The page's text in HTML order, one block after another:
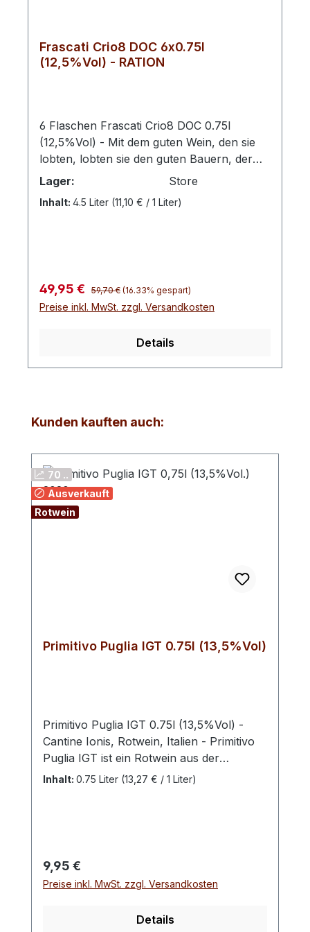
Frascati Crio8 DOC 6x0.75l
(12,5%Vol) - RATION
6 Flaschen Frascati Crio8 DOC 0.75l
(12,5%Vol) - Mit dem guten Wein, den sie
lobten, lobten sie den guten Bauern, der
sich auf seine Weise auf Boden und Reben
einließ, um die besten Eigenschaften aus
den Rebstöcken hervorzubringen.Auch
entsteht dieser zart duftende, würzig
weiche Frascati.Hinweis: Enthält Sulfite
Lager: Store
Inhalt: 4.5 Liter (11,10 € / 1 Liter)
Verkaufspreis:
49,95 € Regulärer Preis:
59,70 € (16.33% gespart)
Preise inkl. MwSt. zzgl. Versandkosten
Details
Produktgalerie überspringen
Kunden kauften auch:
70 ..
Ausverkauft
Rotwein
Primitivo Puglia IGT 0.75l (13,5%Vol)
Primitivo Puglia IGT 0.75l (13,5%Vol) -
Cantine Ionis, Rotwein, Italien - Primitivo
Puglia IGT ist ein Rotwein aus der
süditalienischen Region Apulien und wird
Trauben werden von Hand geerntet und
dann schonend verarbeitet. Im Glas zeigt
tiefen Rubinrot mit violetten Reflexen. In
Inhalt: 0.75 Liter (13,27 € / 1 Liter)
Regulärer Preis:
9,95 €
Preise inkl. MwSt. zzgl. Versandkosten
Details